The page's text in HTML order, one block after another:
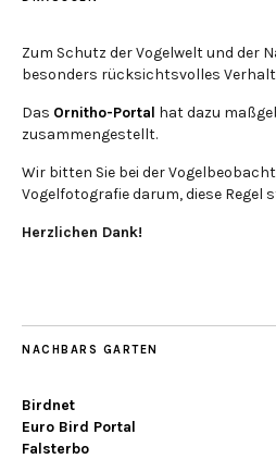
Zum Schutz der Vogelwelt und der
besonders rücksichtsvolles
Das Ornitho-Portal hat dazu
zusammengestellt.
Wir bitten Sie bei der
Vogelfotografie darum, diese
Herzlichen Dank!
NACHBARS GARTEN
Birdnet
Euro Bird Portal
Falsterbo